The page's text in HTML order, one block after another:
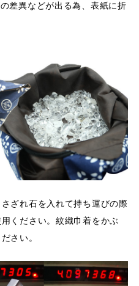
差異などが出る為、表紙に折
ざれ石を入れて持ち運びの際
ください。紋織巾着をかぶ
さい。